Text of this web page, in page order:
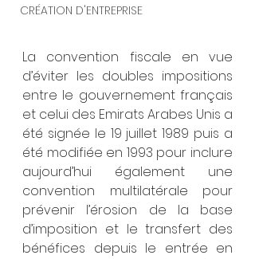
CRÉATION D'ENTREPRISE
La convention fiscale en vue
d’éviter les doubles impositions
entre le gouvernement français
et celui des Emirats Arabes Unis a
été signée le 19 juillet 1989 puis a
été modifiée en 1993 pour inclure
aujourd’hui également une
convention multilatérale pour
prévenir l’érosion de la base
d’imposition et le transfert des
bénéfices depuis le entrée en